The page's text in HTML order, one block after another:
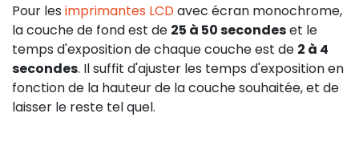
Pour les imprimantes LCDavec écran monochrome,
la couche de fond est de 25 à 50 secondeset le
temps d'exposition de chaque couche est de 2 à 4
secondes. Il suffit d'ajuster les temps d'exposition en
fonction de la hauteur de la couche souhaitée, et de
laisser le reste tel quel.